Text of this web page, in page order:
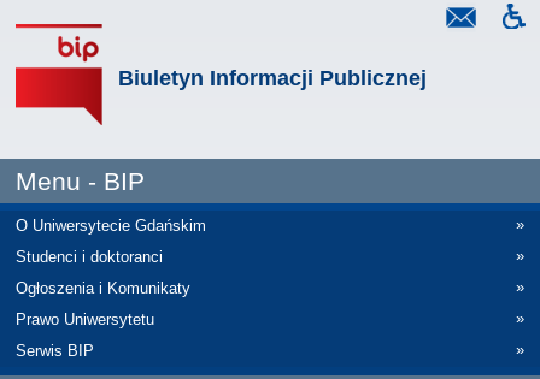
Biuletyn Informacji Publicznej
Menu - BIP
O Uniwersytecie Gdańskim
»
Studenci i doktoranci
»
Ogłoszenia i Komunikaty
»
Prawo Uniwersytetu
»
Serwis BIP
»